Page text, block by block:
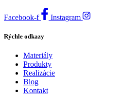
Facebook-f Instagram
Rýchle odkazy
Materiály
Produkty
Realizácie
Blog
Kontakt